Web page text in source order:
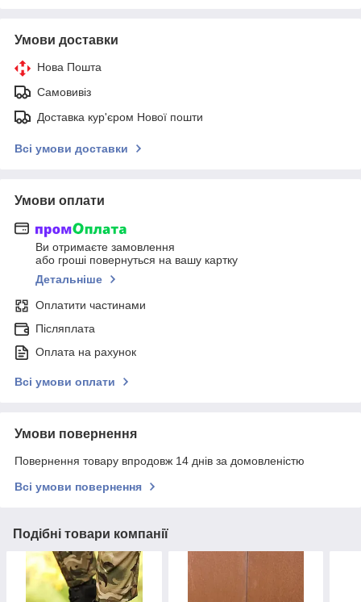
Умови доставки
Нова Пошта
Самовивіз
Доставка кур'єром Нової пошти
Всі умови доставки
Умови оплати
Ви отримаєте замовлення
або гроші повернуться на вашу картку
Детальніше
Оплатити частинами
Післяплата
Оплата на рахунок
Всі умови оплати
Умови повернення
Повернення товару впродовж 14 днів за домовленістю
Всі умови повернення
Подібні товари компанії